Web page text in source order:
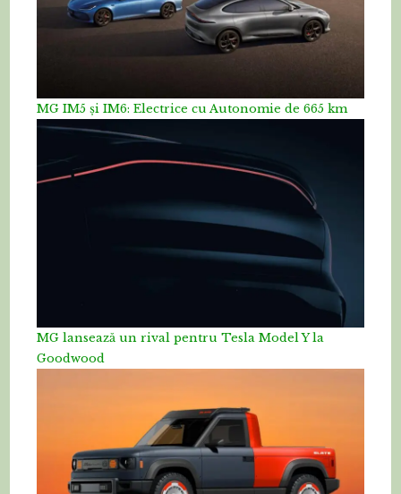
MG IM5 și IM6: Electrice cu Autonomie de 665 km
MG lansează un rival pentru Tesla Model Y la
Goodwood